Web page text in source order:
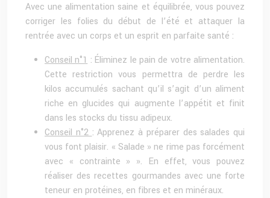
Avec une alimentation saine et équilibrée, vous pouvez
corriger les folies du début de l’été et attaquer la
rentrée avec un corps et un esprit en parfaite santé :
Conseil n°1 : Éliminez le pain de votre alimentation.
Cette restriction vous permettra de perdre les
kilos accumulés sachant qu’il s’agit d’un aliment
riche en glucides qui augmente l’appétit et finit
dans les stocks du tissu adipeux.
Conseil n°2 : Apprenez à préparer des salades qui
vous font plaisir. « Salade » ne rime pas forcément
avec « contrainte » ». En effet, vous pouvez
réaliser des recettes gourmandes avec une forte
teneur en protéines, en fibres et en minéraux.